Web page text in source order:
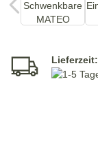
Lieferzeit: